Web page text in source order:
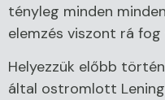
tényleg minden
elemzés viszont rá
Helyezzük előbb
által ostromlott